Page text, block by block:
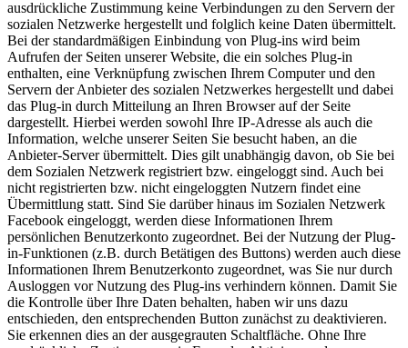
ausdrückliche Zustimmung keine Verbindungen zu den Servern der
sozialen Netzwerke hergestellt und folglich keine Daten übermittelt.
Bei der standardmäßigen Einbindung von Plug-ins wird beim
Aufrufen der Seiten unserer Website, die ein solches Plug-in
enthalten, eine Verknüpfung zwischen Ihrem Computer und den
Servern der Anbieter des sozialen Netzwerkes hergestellt und dabei
das Plug-in durch Mitteilung an Ihren Browser auf der Seite
dargestellt. Hierbei werden sowohl Ihre IP-Adresse als auch die
Information, welche unserer Seiten Sie besucht haben, an die
Anbieter-Server übermittelt. Dies gilt unabhängig davon, ob Sie bei
dem Sozialen Netzwerk registriert bzw. eingeloggt sind. Auch bei
nicht registrierten bzw. nicht eingeloggten Nutzern findet eine
Übermittlung statt. Sind Sie darüber hinaus im Sozialen Netzwerk
Facebook eingeloggt, werden diese Informationen Ihrem
persönlichen Benutzerkonto zugeordnet. Bei der Nutzung der Plug-
in-Funktionen (z.B. durch Betätigen des Buttons) werden auch diese
Informationen Ihrem Benutzerkonto zugeordnet, was Sie nur durch
Ausloggen vor Nutzung des Plug-ins verhindern können. Damit Sie
die Kontrolle über Ihre Daten behalten, haben wir uns dazu
entschieden, den entsprechenden Button zunächst zu deaktivieren.
Sie erkennen dies an der ausgegrauten Schaltfläche. Ohne Ihre